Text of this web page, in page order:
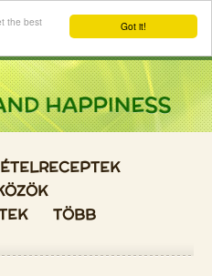
Got it!
the best
Login
ÉTELRECEPTEK
TÖBB